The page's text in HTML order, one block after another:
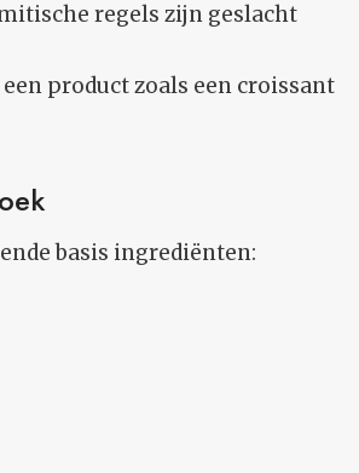
regels zijn geslacht
product zoals een croissant
basis ingrediënten: